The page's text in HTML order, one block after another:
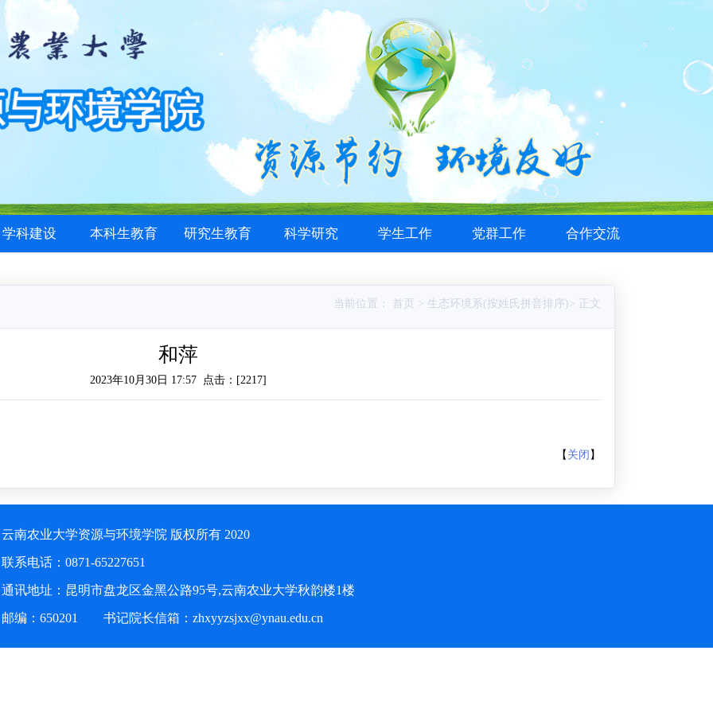
学科建设 本科生教育 研究生教育 科学研究 学生工作 党群工作 合作交流
当前位置： 首页 > 生态环境系(按姓氏拼音排序)> 正文
和萍
2023年10月30日 17:57 点击：[2217]
【 关闭 】
云南农业大学资源与环境学院 版权所有 2020
联系电话：0871-65227651
通讯地址：昆明市盘龙区金黑公路95号,云南农业大学秋韵楼1楼
邮编：650201 书记院长信箱：zhxyyzsjxx@ynau.edu.cn